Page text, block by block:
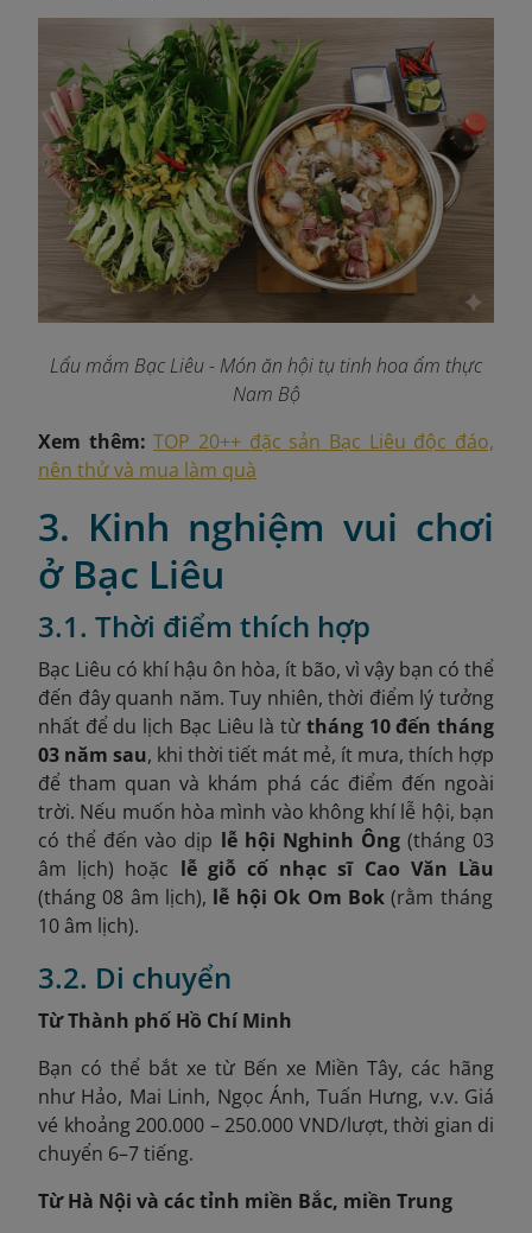
Lẩu mắm Bạc Liêu - Món ăn hội tụ tinh hoa ẩm thực
Nam Bộ
Xem thêm:TOP 20++ đặc sản Bạc Liêu độc đáo,
nên thử và mua làm quà
3. Kinh nghiệm vui chơi
ở Bạc Liêu
3.1. Thời điểm thích hợp
Bạc Liêu có khí hậu ôn hòa, ít bão, vì vậy bạn có thể
đến đây quanh năm. Tuy nhiên, thời điểm lý tưởng
nhất để du lịch Bạc Liêu là từ tháng 10 đến tháng
03 năm sau, khi thời tiết mát mẻ, ít mưa, thích hợp
để tham quan và khám phá các điểm đến ngoài
trời. Nếu muốn hòa mình vào không khí lễ hội, bạn
có thể đến vào dịp lễ hội Nghinh Ông(tháng 03
âm lịch) hoặc lễ giỗ cố nhạc sĩ Cao Văn Lầu
(tháng 08 âm lịch), lễ hội Ok Om Bok(rằm tháng
10 âm lịch).
3.2. Di chuyển
Từ Thành phố Hồ Chí Minh
Bạn có thể bắt xe từ Bến xe Miền Tây, các hãng
như Hảo, Mai Linh, Ngọc Ánh, Tuấn Hưng, v.v. Giá
vé khoảng 200.000 – 250.000 VND/lượt, thời gian di
chuyển 6–7 tiếng.
Từ Hà Nội và các tỉnh miền Bắc, miền Trung